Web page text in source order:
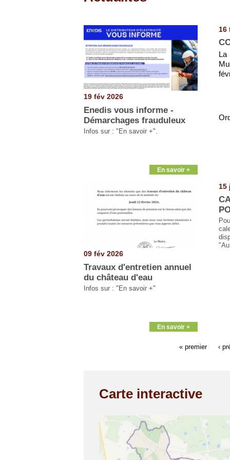
19 fév 2026
Enedis vous informe -
Démarchages frauduleux
Infos sur : "En savoir +".
En savoir +
16
La
09 fév 2026
Travaux d'entretien annuel
du château d'eau
Infos sur : "En savoir +"
En savoir +
15
Pages
« premier ‹
Carte interactive